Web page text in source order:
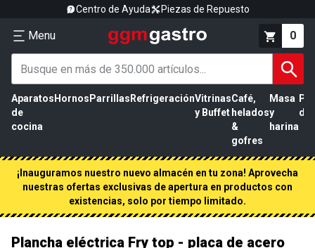
Centro de Ayuda Piezas de Repuesto
Menu 0
Aparatos
de
cocina
Hornos Parrillas RefrigeraciónVitrinas
y Buffet
Café,
helados
&
gofres
Masa
y
harina
de
¡Inauguramos nuestro nuevo almacén en tu zona! Aprovecha
nuestras ofertas exclusivas de apertura en productos con
existencias, solo por tiempo limitado.
Plancha eléctrica Fry top - placa de acero